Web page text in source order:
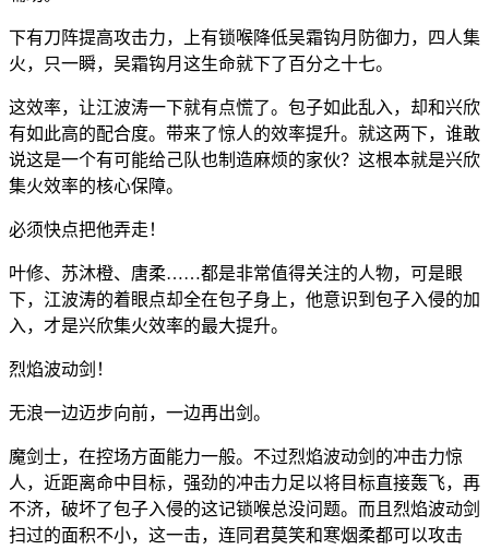
下有刀阵提高攻击力，上有锁喉降低吴霜钩月防御力，四人集
火，只一瞬，吴霜钩月这生命就下了百分之十七。
这效率，让江波涛一下就有点慌了。包子如此乱入，却和兴欣
有如此高的配合度。带来了惊人的效率提升。就这两下，谁敢
说这是一个有可能给己队也制造麻烦的家伙？这根本就是兴欣
集火效率的核心保障。
必须快点把他弄走！
叶修、苏沐橙、唐柔……都是非常值得关注的人物，可是眼
下，江波涛的着眼点却全在包子身上，他意识到包子入侵的加
入，才是兴欣集火效率的最大提升。
烈焰波动剑！
无浪一边迈步向前，一边再出剑。
魔剑士，在控场方面能力一般。不过烈焰波动剑的冲击力惊
人，近距离命中目标，强劲的冲击力足以将目标直接轰飞，再
不济，破坏了包子入侵的这记锁喉总没问题。而且烈焰波动剑
扫过的面积不小，这一击，连同君莫笑和寒烟柔都可以攻击